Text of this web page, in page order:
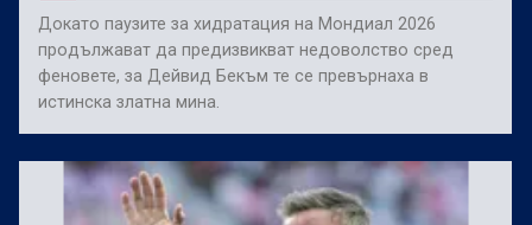
Докато паузите за хидратация на Мондиал 2026
продължават да предизвикват недоволство сред
феновете, за Дейвид Бекъм те се превърнаха в
истинска златна мина.